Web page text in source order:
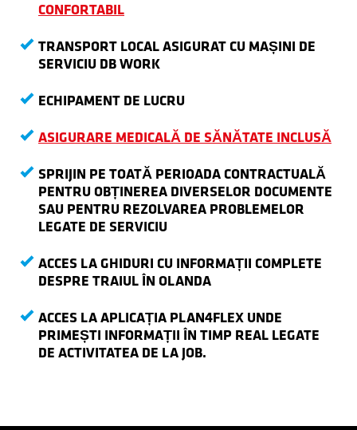
CONFORTABIL
TRANSPORT LOCAL ASIGURAT CU MAȘINI DE
SERVICIU DB WORK
ECHIPAMENT DE LUCRU
ASIGURARE MEDICALĂ DE SĂNĂTATE INCLUSĂ
SPRIJIN PE TOATĂ PERIOADA CONTRACTUALĂ
PENTRU OBȚINEREA DIVERSELOR DOCUMENTE
SAU PENTRU REZOLVAREA PROBLEMELOR
LEGATE DE SERVICIU
ACCES LA GHIDURI CU INFORMAȚII COMPLETE
DESPRE TRAIUL ÎN OLANDA
ACCES LA APLICAȚIA PLAN4FLEX UNDE
PRIMEȘTI INFORMAȚII ÎN TIMP REAL LEGATE
DE ACTIVITATEA DE LA JOB.